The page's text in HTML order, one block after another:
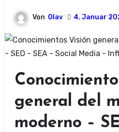
Von Olav 4. Januar
general del
moderno –